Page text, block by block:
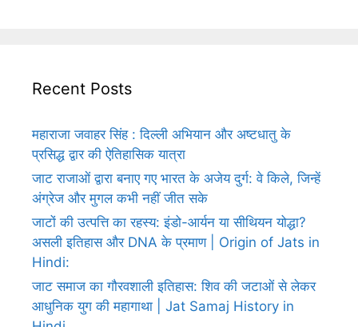
Recent Posts
महाराजा जवाहर सिंह : दिल्ली अभियान और अष्टधातु के
प्रसिद्ध द्वार की ऐतिहासिक यात्रा
जाट राजाओं द्वारा बनाए गए भारत के अजेय दुर्ग: वे किले, जिन्हें
अंग्रेज और मुगल कभी नहीं जीत सके
जाटों की उत्पत्ति का रहस्य: इंडो-आर्यन या सीथियन योद्धा?
असली इतिहास और DNA के प्रमाण | Origin of Jats in
Hindi:
जाट समाज का गौरवशाली इतिहास: शिव की जटाओं से लेकर
आधुनिक युग की महागाथा | Jat Samaj History in